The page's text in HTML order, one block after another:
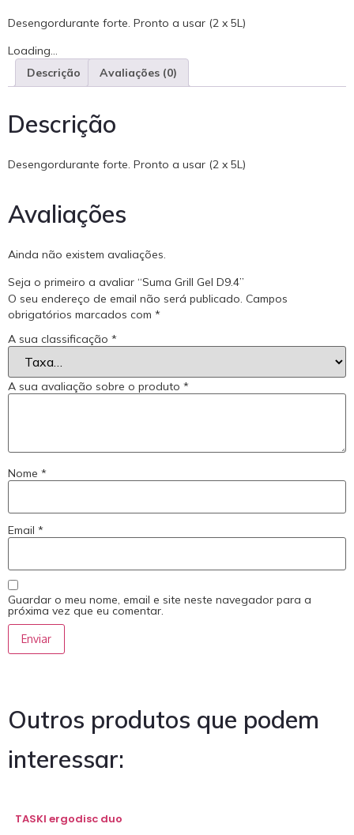
Desengordurante forte. Pronto a usar (2 x 5L)
Loading...
Descrição
Avaliações (0)
Descrição
Desengordurante forte. Pronto a usar (2 x 5L)
Avaliações
Ainda não existem avaliações.
Seja o primeiro a avaliar “Suma Grill Gel D9.4”
O seu endereço de email não será publicado. Campos
obrigatórios marcados com *
A sua classificação *
A sua avaliação sobre o produto *
Nome *
Email *
Guardar o meu nome, email e site neste navegador para a
próxima vez que eu comentar.
Outros produtos que podem
interessar:
TASKI ergodisc duo